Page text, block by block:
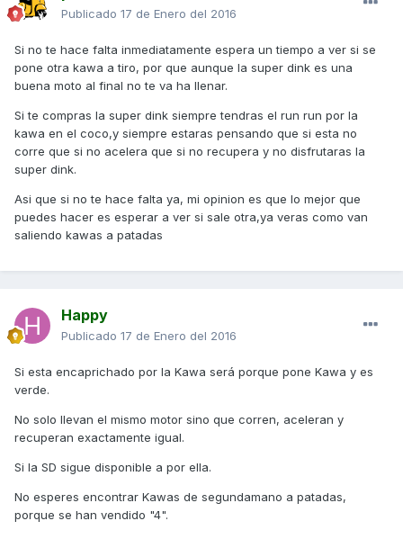
Publicado 17 de Enero del 2016
Si no te hace falta inmediatamente espera un tiempo a ver si se
pone otra kawa a tiro, por que aunque la super dink es una
buena moto al final no te va ha llenar.
Si te compras la super dink siempre tendras el run run por la
kawa en el coco,y siempre estaras pensando que si esta no
corre que si no acelera que si no recupera y no disfrutaras la
super dink.
Asi que si no te hace falta ya, mi opinion es que lo mejor que
puedes hacer es esperar a ver si sale otra,ya veras como van
saliendo kawas a patadas
Happy
Publicado 17 de Enero del 2016
Si esta encaprichado por la Kawa será porque pone Kawa y es
verde.
No solo llevan el mismo motor sino que corren, aceleran y
recuperan exactamente igual.
Si la SD sigue disponible a por ella.
No esperes encontrar Kawas de segundamano a patadas,
porque se han vendido "4".